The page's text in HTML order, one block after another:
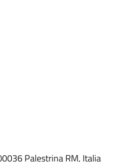
Palestrina RM, Italia